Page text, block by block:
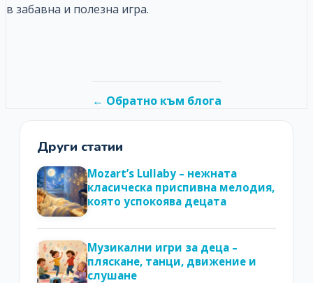
в забавна и полезна игра.
← Обратно към блога
Други статии
Mozart’s Lullaby – нежната
класическа приспивна мелодия,
която успокоява децата
Музикални игри за деца –
пляскане, танци, движение и
слушане